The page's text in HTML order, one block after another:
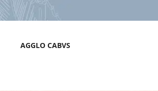
AGGLO CABVS